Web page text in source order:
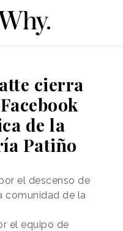
cierra
de la
Patiño
el descenso de
comunidad de la
el equipo de